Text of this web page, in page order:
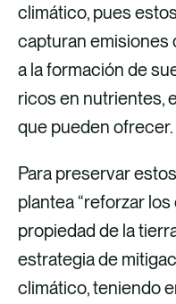
climático, pues
capturan emisiones
a la formación de
ricos en nutrientes,
que pueden ofrecer.
Para preservar
plantea “reforzar
propiedad de la
estrategia de
climático, teniendo